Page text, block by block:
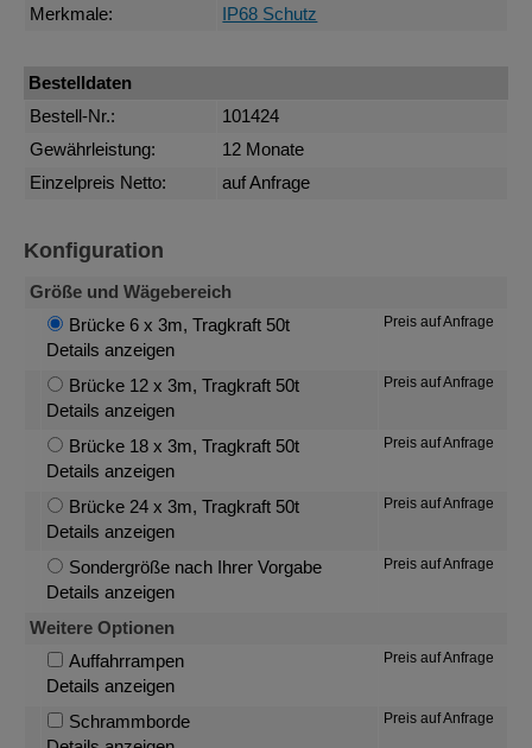
Merkmale:
IP68 Schutz
Bestelldaten
Bestell-Nr.:
101424
Gewährleistung:
12 Monate
Einzelpreis Netto:
auf Anfrage
Konfiguration
Größe und Wägebereich
Brücke 6 x 3m, Tragkraft 50t
Details anzeigen
Preis auf Anfrage
Brücke 12 x 3m, Tragkraft 50t
Details anzeigen
Preis auf Anfrage
Brücke 18 x 3m, Tragkraft 50t
Details anzeigen
Preis auf Anfrage
Brücke 24 x 3m, Tragkraft 50t
Details anzeigen
Preis auf Anfrage
Sondergröße nach Ihrer Vorgabe
Details anzeigen
Preis auf Anfrage
Weitere Optionen
Auffahrrampen
Details anzeigen
Preis auf Anfrage
Schrammborde
Preis auf Anfrage